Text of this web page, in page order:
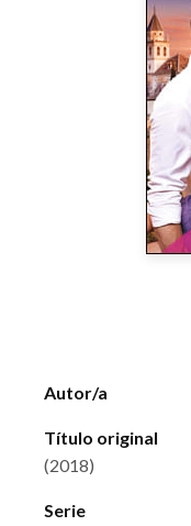
Autor/a
Título original
(2018)
Serie